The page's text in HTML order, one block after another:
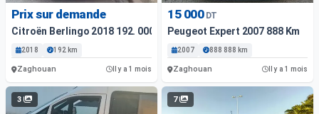
Prix sur demande
Citroën Berlingo 2018 192. 000 Km
2018 192 km
Zaghouan Il y a 1 mois
15 000 DT
Peugeot Expert 2007 888 Km
2007 888 888 km
Zaghouan Il y a 1 mois
3 7